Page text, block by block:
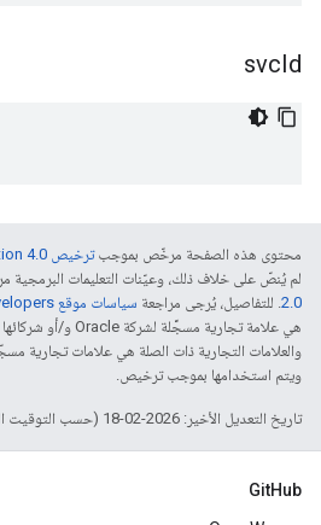
svcId
محتوى هذه الصفحة مرخّص بموجبترخيص Creative Commons Attribution 4.0‏
لم يُنصّ على خلاف ذلك، وعيّنات التعليمات
2.0‏. للتفاصيل، يُرجى مراجعة سياسات موقع Google Developers الإلكتروني
ويتم استخدامها بموجب ترخيص.
تاريخ التعديل الأخير: 2026-02-18 (حسب التوقيت العالمي المتفَّق عليه)
GitHub